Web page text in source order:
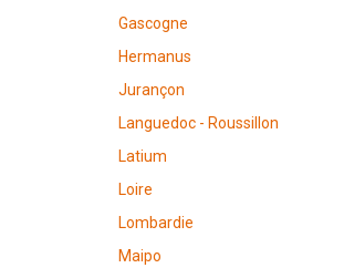
Gascogne
Hermanus
Jurançon
Languedoc - Roussillon
Latium
Loire
Lombardie
Maipo